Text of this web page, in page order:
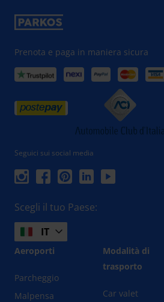
Prenota e paga in maniera sicura
Seguici sui social media
Scegli il tuo Paese:
IT
Aeroporti
Parcheggio
Malpensa
Modalità di
trasporto
Car valet